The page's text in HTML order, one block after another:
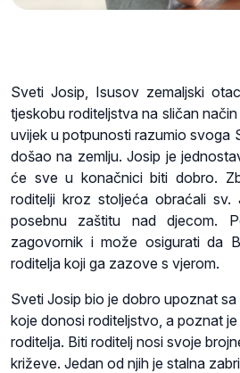
Sveti Josip, Isusov zemaljski
tjeskobu roditeljstva na sličan
uvijek u potpunosti razumio svoga
došao na zemlju. Josip je
će sve u konačnici biti dobro.
roditelji kroz stoljeća obraćali sv.
posebnu zaštitu nad djecom.
zagovornik i može osigurati da
roditelja koji ga zazove s vjerom.
Sveti Josip bio je dobro upoznat sa
koje donosi roditeljstvo, a poznat
roditelja. Biti roditelj nosi svoje
križeve. Jedan od njih je stalna